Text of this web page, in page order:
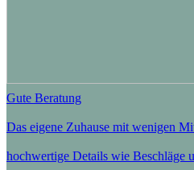
Gute Beratung
Das eigene Zuhause mit wenigen
hochwertige Details wie Beschläge